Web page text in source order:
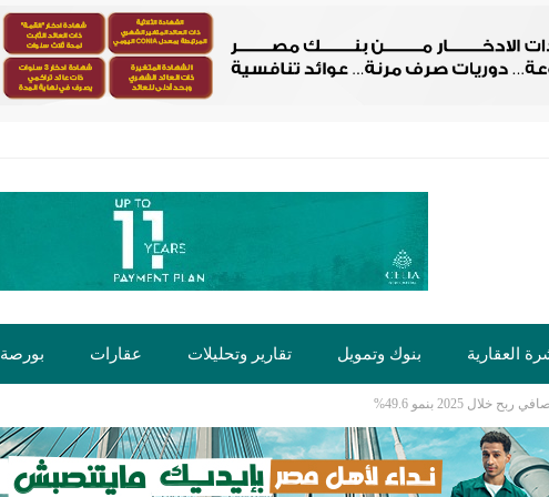
العقارية بنوك وتمويل تقارير وتحليلات عقارات بورصة